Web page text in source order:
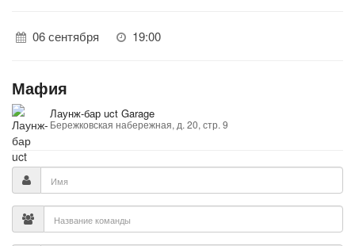
06 сентября 19:00
Мафия
Лаунж-бар uct Garage
Бережковская набережная, д. 20, стр. 9